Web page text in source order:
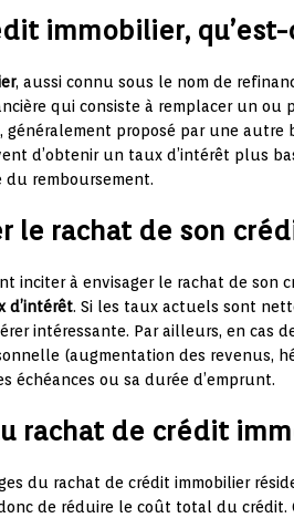
immobilier, qu’est-
, aussi connu sous le nom de
qui consiste à remplacer un ou
proposé par une autre
d’obtenir un taux d’intérêt plus
remboursement.
le rachat de son
inciter à envisager le rachat de son
d’intérêt. Si les taux actuels sont
intéressante. Par ailleurs, en cas
(augmentation des revenus,
échéances ou sa durée d’emprunt.
rachat de crédit
du rachat de crédit immobilier
de réduire le coût total du crédit.